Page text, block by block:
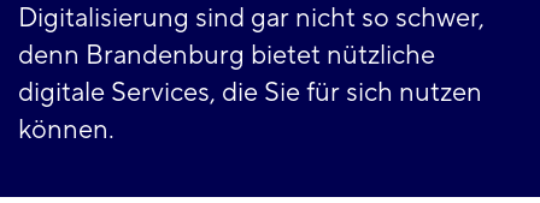
Digitalisierung sind gar nicht so schwer,
denn Brandenburg bietet nützliche
digitale Services, die Sie für sich nutzen
können.